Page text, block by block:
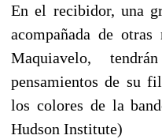
En el recibidor, una
acompañada de
Maquiavelo,
pensamientos de su
los colores de la
Hudson Institute)